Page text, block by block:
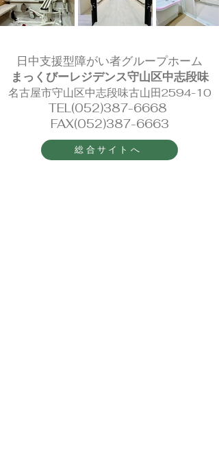
日中支援型障がい者グループホーム
まっくびーレジデンス守山区中志段味
名古屋市守山区中志段味古山田2594-10
TEL(052)387-6668
FAX(052)387-6663
総合サイトへ